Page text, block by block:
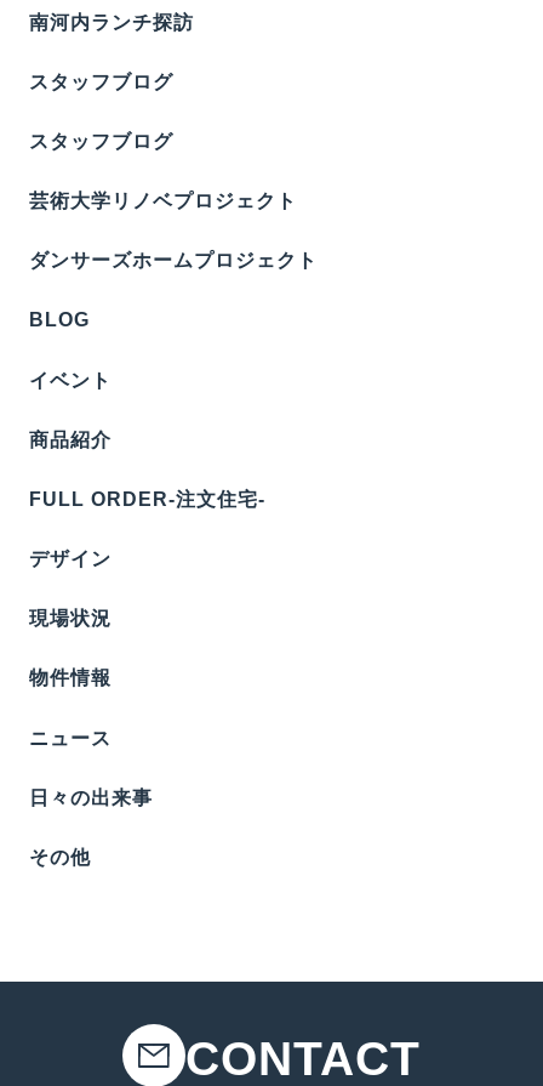
南河内ランチ探訪
スタッフブログ
スタッフブログ
芸術大学リノベプロジェクト
ダンサーズホームプロジェクト
BLOG
イベント
商品紹介
FULL ORDER-注文住宅-
デザイン
現場状況
物件情報
ニュース
日々の出来事
その他
CONTACT